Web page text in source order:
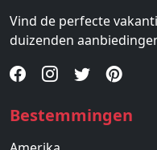
Vind de perfecte
duizenden
Bestemmingen